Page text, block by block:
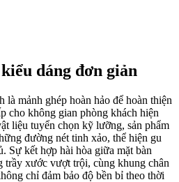
dáng đơn giản
là mảnh ghép hoàn hảo để hoàn thiện
cho không gian phòng khách hiện
liệu tuyển chọn kỹ lưỡng, sản phẩm
đường nét tinh xảo, thể hiện gu
Sự kết hợp hài hòa giữa mặt bàn
trầy xước vượt trội, cùng khung chân
chỉ đảm bảo độ bền bỉ theo thời